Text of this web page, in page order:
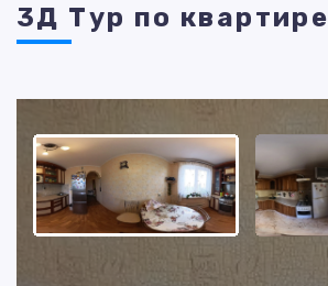
3Д Тур по квартире